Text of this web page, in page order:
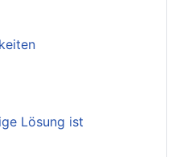
Lösung ist